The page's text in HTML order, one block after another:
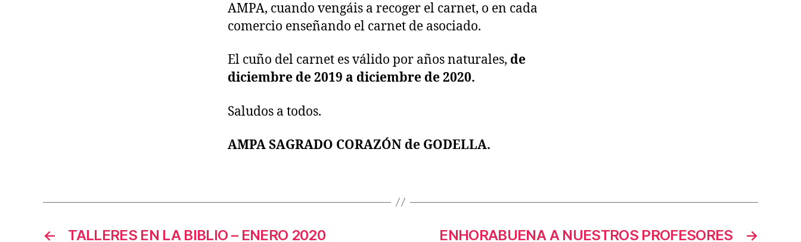
AMPA, cuando vengáis a recoger el carnet, o en cada
comercio enseñando el carnet de asociado.
El cuño del carnet es válido por años naturales, de
diciembre de 2019 a diciembre de 2020.
Saludos a todos.
AMPA SAGRADO CORAZÓN de GODELLA.
← TALLERES EN LA BIBLIO – ENERO 2020 →
ENHORABUENA A NUESTROS PROFESORES